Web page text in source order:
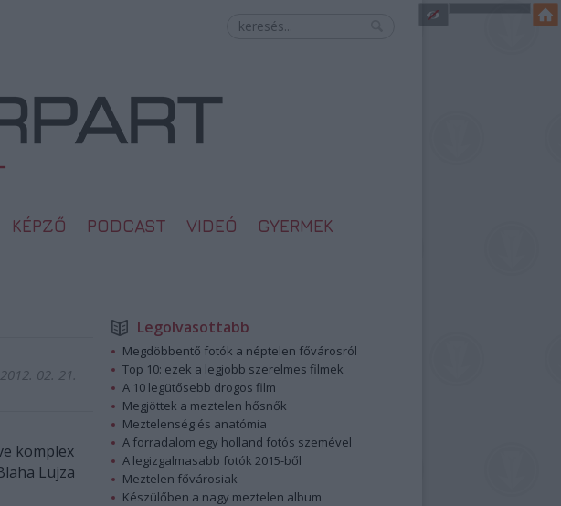
KÉPZŐ PODCAST VIDEÓ GYERMEK
2012. 02. 21.
komplex
Lujza
Legolvasottabb
Megdöbbentő fotók a néptelen fővárosról
Top 10: ezek a legjobb szerelmes filmek
A 10 legütősebb drogos film
Megjöttek a meztelen hősnők
Meztelenség és anatómia
A forradalom egy holland fotós szemével
A legizgalmasabb fotók 2015-ből
Meztelen fővárosiak
Készülőben a nagy meztelen album